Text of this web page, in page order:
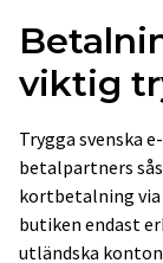
viktig
Trygga svenska
betalpartners
kortbetalning via
butiken endast
utländska